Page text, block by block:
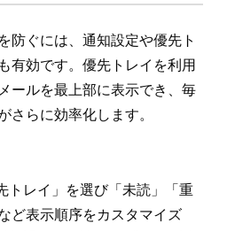
防ぐには、通知設定や優先ト
有効です。優先トレイを利用
ールを最上部に表示でき、毎
さらに効率化します。
トレイ」を選び「未読」「重
ど表示順序をカスタマイズ